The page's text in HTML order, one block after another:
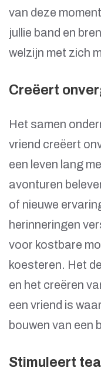
van deze
jullie band en
welzijn met zich
Creëert
Het samen
vriend creëert
een leven lang
avonturen
of nieuwe
herinneringen
voor kostbare
koesteren. Het
en het creëren
een vriend is
bouwen van een
Stimuleert